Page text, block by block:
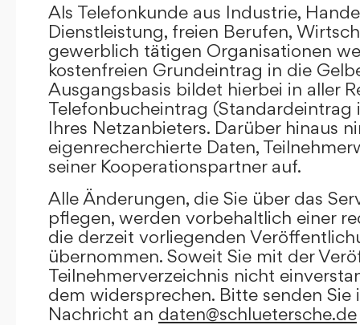
Als Telefonkunde aus Industrie,
Dienstleistung, freien Berufen,
gewerblich tätigen Organisationen
kostenfreien Grundeintrag in die
Ausgangsbasis bildet hierbei in aller
Telefonbucheintrag (Standardeintrag
Ihres Netzanbieters. Darüber hinaus
eigenrecherchierte Daten,
seiner Kooperationspartner auf.
Alle Änderungen, die Sie über das
pflegen, werden vorbehaltlich einer
die derzeit vorliegenden
übernommen. Soweit Sie mit der
Teilnehmerverzeichnis nicht
dem widersprechen. Bitte senden Sie
Nachricht an daten@schluetersche.de